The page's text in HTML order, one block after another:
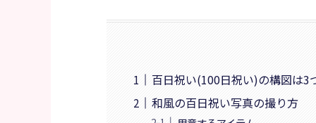
百日祝い(100日祝い)の構図は3
和風の百日祝い写真の撮り方